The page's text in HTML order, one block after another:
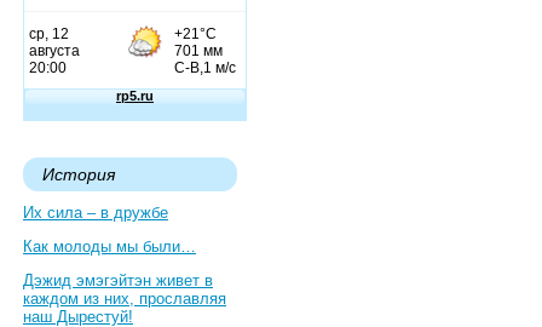
История
Их сила – в дружбе
Как молоды мы были…
Дэжид эмэгэйтэн живет в
каждом из них, прославляя
наш Дырестуй!